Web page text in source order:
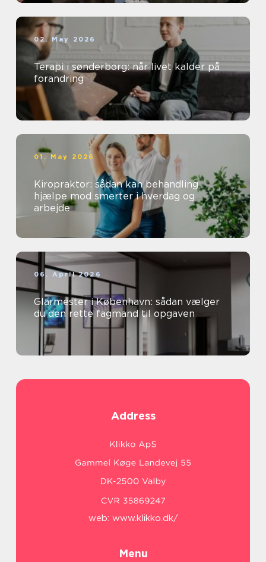
02. May 2026
Terapi i sønderborg: når livet kalder på
forandring
01. May 2026
Kiropraktor: sådan kan behandling
hjælpe mod smerter i hverdag og
arbejde
06. April 2026
Glarmester i København: sådan vælger
du den rette fagmand til opgaven
Address
web: www.klikko.dk/
Menu